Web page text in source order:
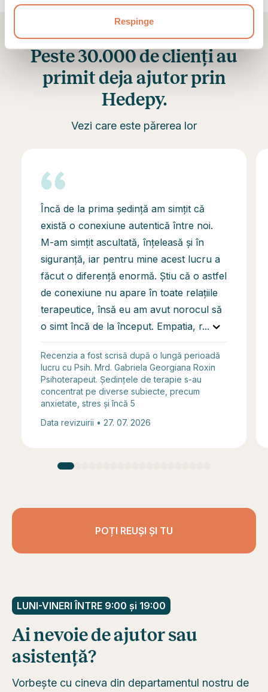
Respinge
Peste 30.000 de clienți au
primit deja ajutor prin
Hedepy.
Vezi care este părerea lor
Încă de la prima ședință am simțit că
există o conexiune autentică între noi.
M-am simțit ascultată, înțeleasă și în
siguranță, iar pentru mine acest lucru a
făcut o diferență enormă. Știu că o astfel
de conexiune nu apare în toate relațiile
terapeutice, însă eu am avut norocul să
o simt încă de la început. Empatia, r...
Recenzia a fost scrisă după o lungă perioadă
lucru cu Psih. Mrd. Gabriela Georgiana Roxin
Psihoterapeut. Ședințele de terapie s-au
concentrat pe diverse subiecte, precum
anxietate, stres și încă 5
Data revizuirii • 27. 07. 2026
POȚI REUȘI ȘI TU
LUNI-VINERI ÎNTRE 9:00 și 19:00
Ai nevoie de ajutor sau
asistență?
Vorbește cu cineva din departamentul nostru de